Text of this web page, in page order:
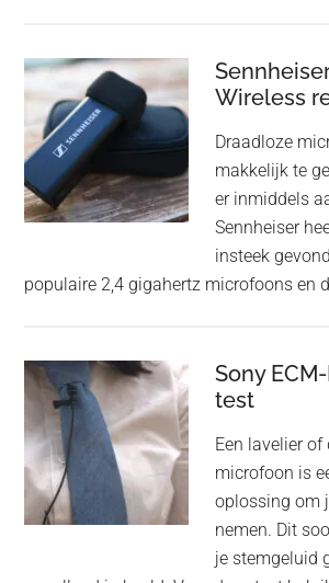
audiomatrix
voor
high-
end
multiroom
Wireless
Draadloze
makkelijk te
er inmiddels
Sennheiser
insteek
populaire 2,4 gigahertz microfoons en
Sony
test
Een lavelier of
microfoon is
oplossing om
nemen. Dit
je stemgeluid